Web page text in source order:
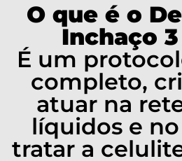
O que é o
Inchaço 3
É um
completo,
atuar na
líquidos e
tratar a